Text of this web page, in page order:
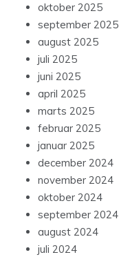
oktober 2025
september 2025
august 2025
juli 2025
juni 2025
april 2025
marts 2025
februar 2025
januar 2025
december 2024
november 2024
oktober 2024
september 2024
august 2024
juli 2024